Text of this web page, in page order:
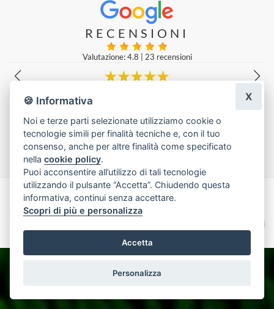
RECENSIONI
Valutazione: 4.8 23 recensioni
Vengo dalla Germania e ho fatto realizzare qui un mazzo di
orista del negozio di fiori ha fatto un lavoro davvero splendido...
Beate Boni|Ultima modifica: 2 anni fa
Lascia una recensione
Made with byInfoser.it- Realizzazione Siti ecommerce per Fioristi
2026
Termini e Condizioni
🍪 Informativa
Noi e terze parti selezionate utilizziamo cookie o
tecnologie simili per finalità tecniche e, con il tuo
consenso, anche per altre finalità come specificato
nellacookie policy.
Puoi acconsentire all’utilizzo di tali tecnologie
utilizzando il pulsante “Accetta”. Chiudendo questa
informativa, continui senza accettare.
Scopri di più e personalizza
Accetta
Personalizza
X